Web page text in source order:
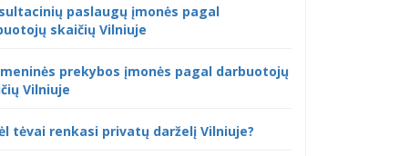
paslaugų įmonės pagal
skaičių Vilniuje
prekybos įmonės pagal darbuotojų
Vilniuje
tėvai renkasi privatų darželį Vilniuje?